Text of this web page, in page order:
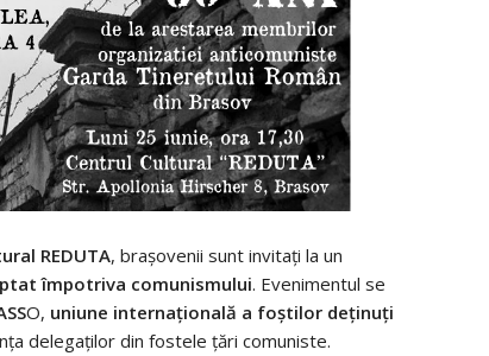
REDUTA, brașovenii sunt invitați la un
împotriva comunismului. Evenimentul se
O, uniune internațională a foștilor deținuți
delegaților din fostele țări comuniste.